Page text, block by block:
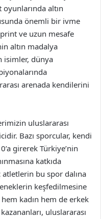
altın
önemli bir ivme
ve uzun mesafe
altın madalya
isimler, dünya
arenada kendilerini
uluslararası
Bazı sporcular, kendi
girerek Türkiye’nin
katkıda
atletlerin bu spor dalına
keşfedilmesine
kadın hem de erkek
uluslararası